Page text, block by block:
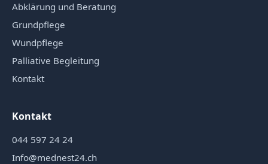
Abklärung und Beratung
Grundpflege
Wundpflege
Palliative Begleitung
Kontakt
Kontakt
044 597 24 24
Info@mednest24.ch